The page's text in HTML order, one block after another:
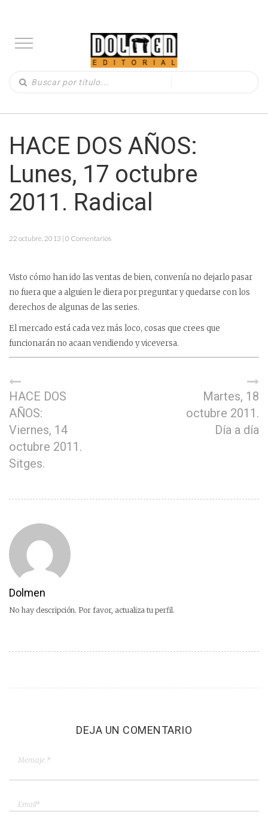
HACE DOS AÑOS:
Lunes, 17 octubre
2011. Radical
22 octubre, 2013 | 0 Comentarios
Visto cómo han ido las ventas de bien, convenía no dejarlo pasar
no fuera que a alguien le diera por preguntar y quedarse con los
derechos de algunas de las series.
El mercado está cada vez más loco, cosas que crees que
funcionarán no acaan vendiendo y viceversa.
HACE DOS
AÑOS:
Viernes, 14
octubre 2011.
Sitges.
Martes, 18
octubre 2011.
Día a día
Dolmen
No hay descripción. Por favor, actualiza tu perfil.
DEJA UN COMENTARIO